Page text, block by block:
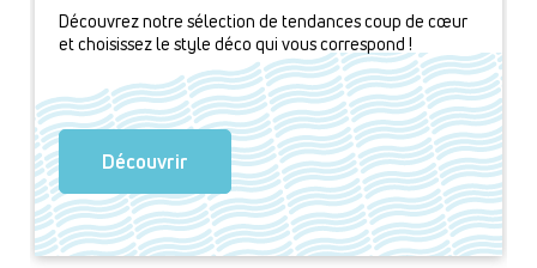
Découvrez notre sélection de tendances coup de cœur
et choisissez le style déco qui vous correspond !
Découvrir